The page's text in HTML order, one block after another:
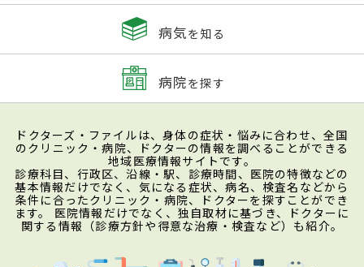
病気を知る
病院を探す
ドクターズ・ファイルは、身体の症状・悩みに合わせ、全国
のクリニック・病院、ドクターの情報を調べることができる
地域医療情報サイトです。
診療科目、行政区、沿線・駅、診療時間、医院の特徴などの
基本情報だけでなく、気になる症状、病名、検査名などから
条件に合ったクリニック・病院、ドクターを探すことができ
ます。 医院情報だけでなく、独自取材に基づき、ドクターに
関する情報（診療方針や得意な治療・検査など）も紹介。